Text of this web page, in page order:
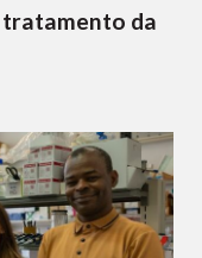
tratamento da